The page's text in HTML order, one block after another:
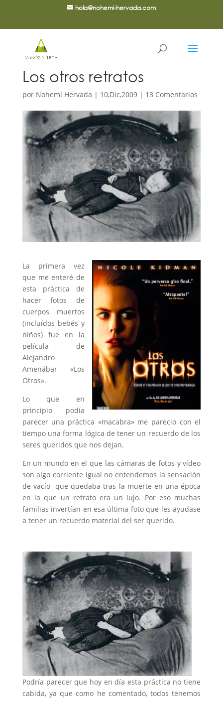
hola@nohemi-hervada.com
Los otros retratos
por Nohemí Hervada | 10,Dic,2009| 13 Comentarios
La primera vez
que me enteré de
esta práctica de
hacer fotos de
cuerpos muertos
(incluídos bebés y
niños) fue en la
película de
Alejandro
Amenábar «Los
Otros».
Lo que en
principio podía
parecer una práctica «macabra» me parecio con el
tiempo una forma lógica de tener un recuerdo de los
seres queridos que nos dejan.
En un mundo en el que las cámaras de fotos y vídeo
son algo corriente igual no entendemos la sensación
de vacío que quedaba tras la muerte en una época
en la que un retrato era un lujo. Por eso muchas
familias invertían en esa última foto que les ayudase
a tener un recuerdo material del ser querido.
Podría parecer que hoy en día esta práctica no tiene
cabida, ya que como he comentado, todos tenemos